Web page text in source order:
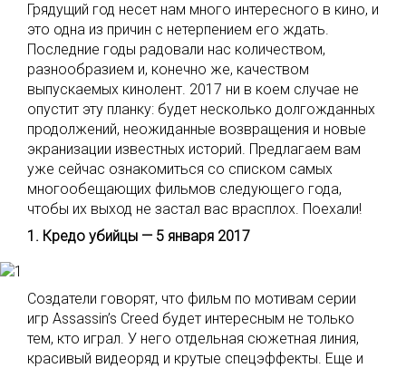
Грядущий год несет нам много интересного в кино, и
это одна из причин с нетерпением его ждать.
Последние годы радовали нас количеством,
разнообразием и, конечно же, качеством
выпускаемых кинолент. 2017 ни в коем случае не
опустит эту планку: будет несколько долгожданных
продолжений, неожиданные возвращения и новые
экранизации известных историй. Предлагаем вам
уже сейчас ознакомиться со списком самых
многообещающих фильмов следующего года,
чтобы их выход не застал вас врасплох. Поехали!
1. Кредо убийцы — 5 января 2017
Создатели говорят, что фильм по мотивам серии
игр Assassin’s Creed будет интересным не только
тем, кто играл. У него отдельная сюжетная линия,
красивый видеоряд и крутые спецэффекты. Еще и